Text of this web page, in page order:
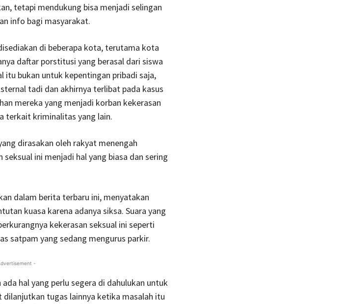
tetapi mendukung bisa menjadi selingan
info bagi masyarakat.
di beberapa kota, terutama kota
daftar porstitusi yang berasal dari siswa
itu bukan untuk kepentingan pribadi saja,
tadi dan akhirnya terlibat pada kasus
mereka yang menjadi korban kekerasan
terkait kriminalitas yang lain.
dirasakan oleh rakyat menengah
ini menjadi hal yang biasa dan sering
dalam berita terbaru ini, menyatakan
kuasa karena adanya siksa. Suara yang
kekerasan seksual ini seperti
satpam yang sedang mengurus parkir.
-
hal yang perlu segera di dahulukan untuk
tugas lainnya ketika masalah itu